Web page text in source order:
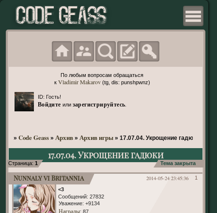
По любым вопросам обращаться
к Vladimir Makarov(tg, dis: punshpwnz)
ID: Гость!
Войдите или зарегистрируйтесь
» Code Geass » Архив » Архив игры » 17.07.04. Укрощение гадюки
17.07.04. Укрощение гадюки
Страница: 1 Тема закрыта
1
2014-05-24 23:45:36
Nunnaly vi Britannia
<3
Сообщений: 27832
Уважение: +9134
Награды: 87